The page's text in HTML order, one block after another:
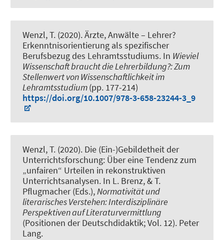
Wenzl, T. (2020).Ärzte, Anwälte – Lehrer?
Erkenntnisorientierung als spezifischer
Berufsbezug des Lehramtsstudiums. In Wieviel
Wissenschaft braucht die Lehrerbildung?: Zum
Stellenwert von Wissenschaftlichkeit im
Lehramtsstudium(pp. 177-214)
https://doi.org/10.1007/978-3-658-23244-3_9
Wenzl, T. (2020). Die (Ein-)Gebildetheit der
Unterrichtsforschung: Über eine Tendenz zum
„unfairen“ Urteilen in rekonstruktiven
Unterrichtsanalysen. In L. Brenz, & T.
Pflugmacher (Eds.),Normativität und
literarisches Verstehen: Interdisziplinäre
Perspektiven auf Literaturvermittlung
(Positionen der Deutschdidaktik; Vol. 12). Peter
Lang.